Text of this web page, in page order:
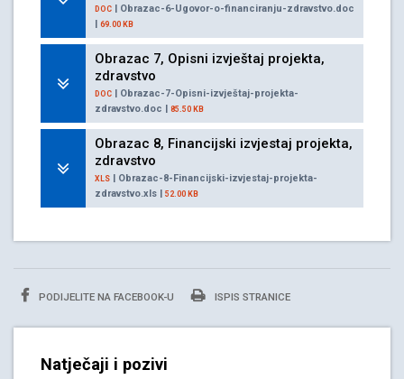
DOC | Obrazac-6-Ugovor-o-financiranju-zdravstvo.doc
| 69.00 KB
Obrazac 7, Opisni izvještaj projekta,
zdravstvo
DOC | Obrazac-7-Opisni-izvještaj-projekta-
zdravstvo.doc | 85.50 KB
Obrazac 8, Financijski izvjestaj projekta,
zdravstvo
XLS | Obrazac-8-Financijski-izvjestaj-projekta-
zdravstvo.xls | 52.00 KB
PODIJELITE NA FACEBOOK-U ISPIS STRANICE
Natječaji i pozivi